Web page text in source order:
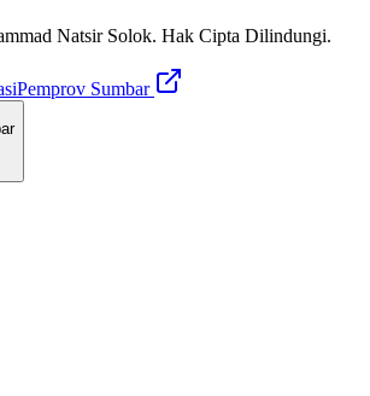
Natsir Solok. Hak Cipta Dilindungi.
Pemprov Sumbar